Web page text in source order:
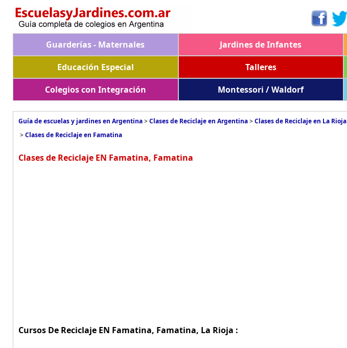
Guarderías - Maternales Jardines de Infantes
Educación Especial
Talleres
Colegios con Integración
Montessori / Waldorf
Guía de escuelas y jardines en Argentina>Clases de Reciclaje en Argentina>Clases de Reciclaje en La Rioja
>Clases de Reciclaje en Famatina
Clases de Reciclaje EN Famatina, Famatina
Cursos De Reciclaje EN Famatina, Famatina, La Rioja :